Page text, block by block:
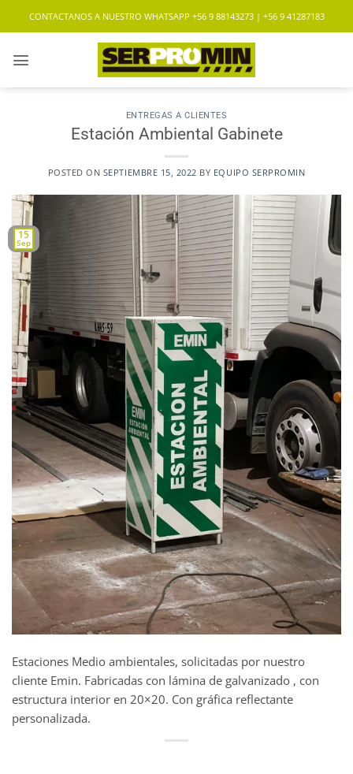
CONTACTANOS A NUESTRO WHATSAPP +56 9 88143273 | +56 9 41287183
ENTREGAS A CLIENTES
Estación Ambiental Gabinete
POSTED ON SEPTIEMBRE 15, 2022 BY EQUIPO SERPROMIN
15
Sep
Estaciones Medio ambientales, solicitadas por nuestro
cliente Emin. Fabricadas con lámina de galvanizado , con
estructura interior en 20×20. Con gráfica reflectante
personalizada.